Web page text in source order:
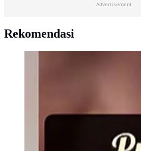
Advertisement
Rekomendasi